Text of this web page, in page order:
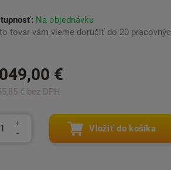
Na objednávku
tovar vám vieme doručiť do 20
€
€ bez DPH
Vložiť do košíka